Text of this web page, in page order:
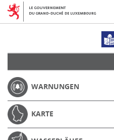
WARNUNGEN
KARTE